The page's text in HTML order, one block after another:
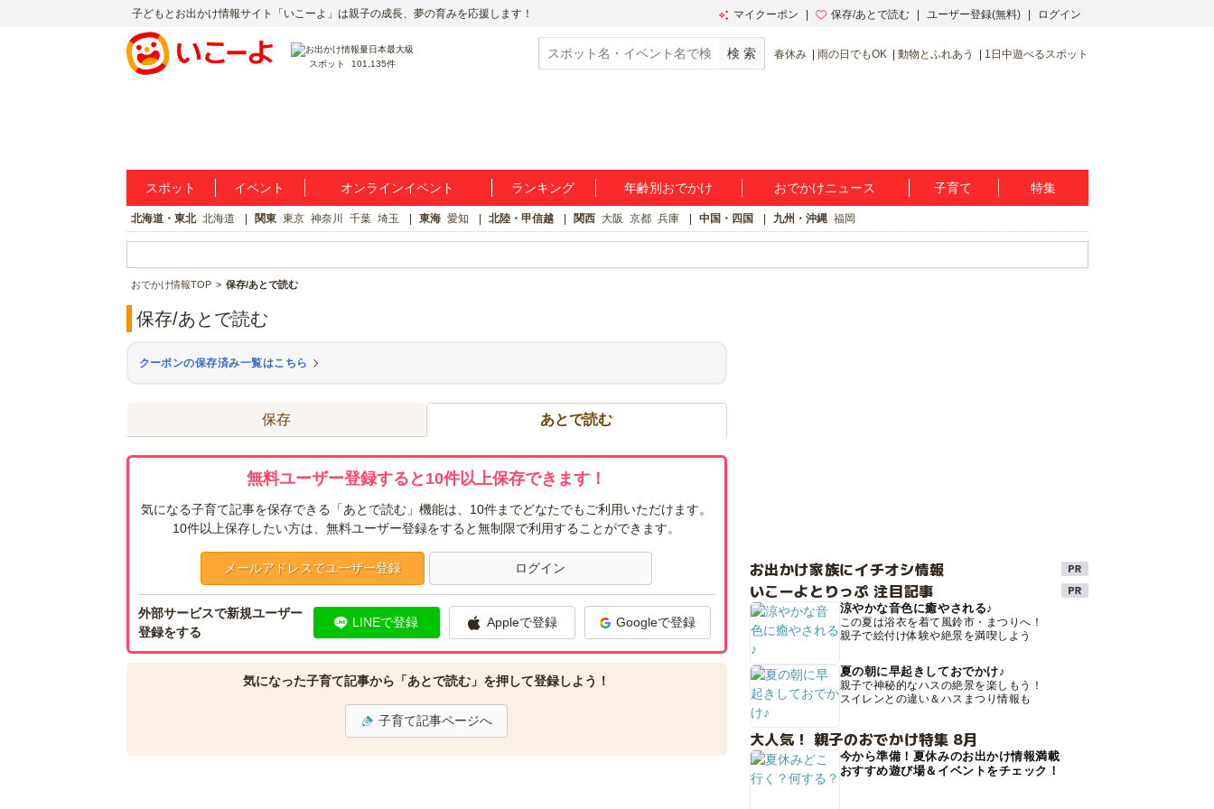
子どもとお出かけ情報サイト「いこーよ」は親子の成長、夢の育みを応援します！ マイクーポン 保存/あとで読む ユーザー登録(無料) ログイン
スポット 101,135件
春休み 雨の日でもOK 動物とふれあう 1日中遊べるスポット
スポット イベント オンラインイベント ランキング 年齢別おでかけ おでかけニュース 子育て 特集
北海道・東北 北海道 関東 東京 神奈川 千葉 埼玉 東海 愛知 北陸・甲信越 関西 大阪 京都 兵庫 中国・四国 九州・沖縄 福岡
おでかけ情報TOP 保存/あとで読む
保存/あとで読む
クーポンの保存済み一覧はこちら
保存 あとで読む
無料ユーザー登録すると10件以上保存できます！
気になる子育て記事を保存できる「あとで読む」機能は、10件までどなたでもご利用いただけます。
10件以上保存したい方は、無料ユーザー登録をすると無制限で利用することができます。
メールアドレスでユーザー登録 ログイン
外部サービスで新規ユーザー
登録をする
LINEで登録 Appleで登録 Googleで登録
気になった子育て記事から「あとで読む」を押して登録しよう！
子育て記事ページへ
お出かけ家族にイチオシ情報
いこーよとりっぷ 注目記事
涼やかな音色に癒やされる♪
この夏は浴衣を着て風鈴市・まつりへ！
親子で絵付け体験や絶景を満喫しよう
夏の朝に早起きしておでかけ♪
親子で神秘的なハスの絶景を楽しもう！
スイレンとの違い＆ハスまつり情報も
大人気！ 親子のおでかけ特集 8月
今から準備！夏休みのお出かけ情報満載
おすすめ遊び場＆イベントをチェック！